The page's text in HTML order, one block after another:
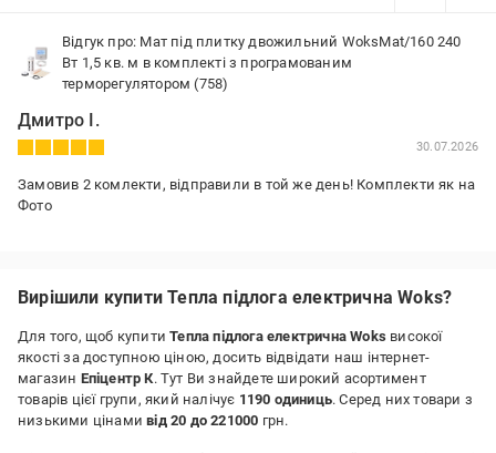
Відгук про: Мат під плитку двожильний WoksMat/160 240
Вт 1,5 кв. м в комплекті з програмованим
терморегулятором (758)
Дмитро І.
30.07.2026
Замовив 2 комлекти, відправили в той же день! Комплекти як на
Фото
Вирішили купити Тепла підлога електрична Woks?
Для того, щоб купитиТепла підлога електрична Woks високої
якості за доступною ціною, досить відвідати наш інтернет-
магазин Епіцентр К. Тут Ви знайдете широкий асортимент
товарів цієї групи, який налічує 1190 одиниць. Серед них товари з
низькими цінамивід 20 до 221000 грн.